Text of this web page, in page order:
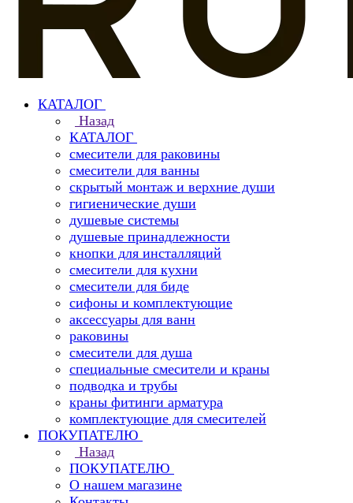
КАТАЛОГ
Назад
КАТАЛОГ
смесители для раковины
смесители для ванны
скрытый монтаж и верхние души
гигиенические души
душевые системы
душевые принадлежности
кнопки для инсталляций
смесители для кухни
смесители для биде
сифоны и комплектующие
аксессуары для ванн
раковины
смесители для душа
специальные смесители и краны
подводка и трубы
краны фитинги арматура
комплектующие для смесителей
ПОКУПАТЕЛЮ
Назад
ПОКУПАТЕЛЮ
О нашем магазине